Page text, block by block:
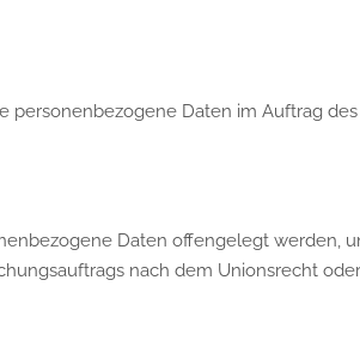
personenbezogene Daten im Auftrag
Daten offengelegt werden,
nach dem Unionsrecht